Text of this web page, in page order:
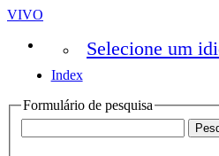
VIVO
Selecione um
Index
Formulário de pesquisa